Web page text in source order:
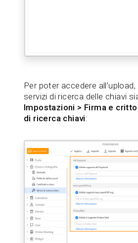
Per poter accedere
servizi di ricerca delle chiavi
Impostazioni > Firma e
di ricerca chiavi: